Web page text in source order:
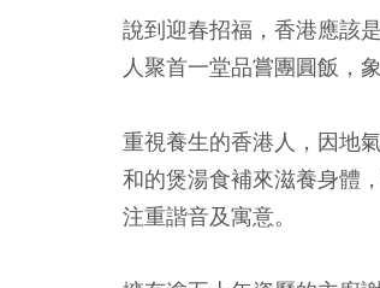
說到迎春招福，香港應該
人聚首一堂品嘗團圓飯，
重視養生的香港人，因地
和的煲湯食補來滋養身體
注重諧音及寓意。